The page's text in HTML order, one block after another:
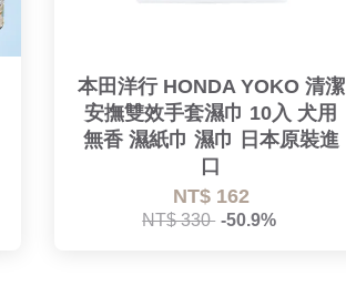
本田洋行 HONDA YOKO 清潔
安撫雙效手套濕巾 10入 犬用
無香 濕紙巾 濕巾 日本原裝進
口
NT$ 162
NT$ 330 -50.9%